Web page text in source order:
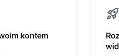
kontem